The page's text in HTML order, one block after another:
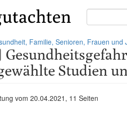
Suche
in
Familie, Senioren, Frauen und
Studien
vom 20.04.2021 , 11 Seiten